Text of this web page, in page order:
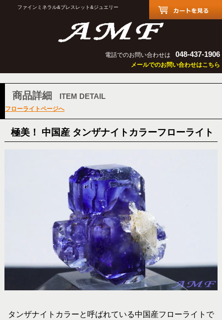
ファインミネラル&ブレスレット&ジュエリー
電話でのお問い合わせは 048-437-1906
メールでのお問い合わせはこちら
商品詳細 ITEM DETAIL
フローライトページへ
極美！ 中国産 タンザナイトカラーフローライト
タンザナイトカラーと呼ばれている中国産フローライトで